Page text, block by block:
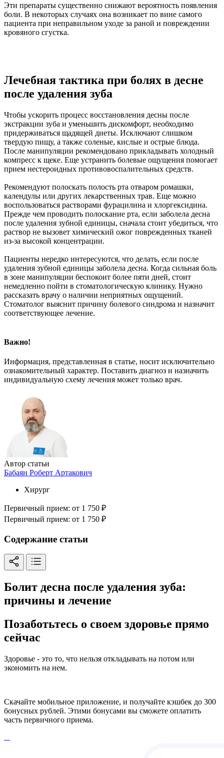
Эти препараты существенно снижают вероятность появления
боли. В некоторых случаях она возникает по вине самого
пациента при неправильном уходе за раной и повреждении
кровяного сгустка.
Лечебная тактика при болях в десне
после удаления зуба
Чтобы ускорить процесс восстановления десны после
экстракции зуба и уменьшить дискомфорт, необходимо
придерживаться щадящей диеты. Исключают слишком
твердую пищу, а также соленые, кислые и острые блюда.
После манипуляции рекомендовано прикладывать холодный
компресс к щеке. Еще устранить болевые ощущения помогает
прием нестероидных противовоспалительных средств.
Рекомендуют полоскать полость рта отваром ромашки,
календулы или других лекарственных трав. Еще можно
воспользоваться растворами фурацилина и хлоргексидина.
Прежде чем проводить полоскание рта, если заболела десна
после удаления зубной единицы, сначала стоит убедиться, что
раствор не вызовет химический ожог поврежденных тканей
из-за высокой концентрации.
Пациенты нередко интересуются, что делать, если после
удаления зубной единицы заболела десна. Когда сильная боль
в зоне манипуляции беспокоит более пяти дней, стоит
немедленно пойти в стоматологическую клинику. Нужно
рассказать врачу о наличии неприятных ощущений.
Стоматолог выяснит причину болевого синдрома и назначит
соответствующее лечение.
Важно!
Информация, представленная в статье, носит исключительно
ознакомительный характер. Поставить диагноз и назначить
индивидуальную схему лечения может только врач.
Автор статьи
Бабаян Роберт Артакович
Хирург
Первичный прием: от 1 750 ₽
Первичный прием: от 1 750 ₽
Содержание статьи
Болит десна после удаления зуба:
причины и лечение
Позаботьтесь о своем здоровье прямо
сейчас
Здоровье - это то, что нельзя откладывать на потом или
экономить на нем.
Скачайте мобильное приложение, и получайте кэшбек до 300
бонусных рублей. Этими бонусами вы сможете оплатить
часть первичного приема.